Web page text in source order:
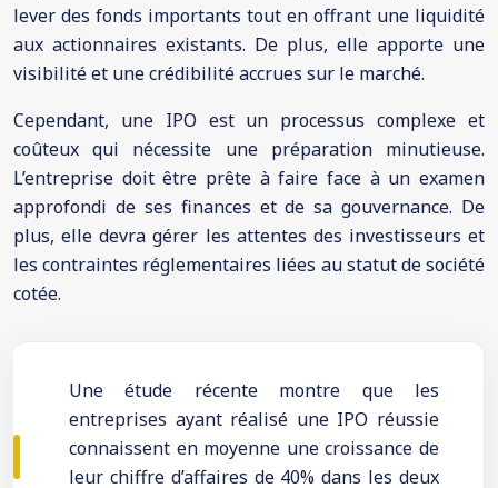
lever des fonds importants tout en offrant une liquidité
aux actionnaires existants. De plus, elle apporte une
visibilité et une crédibilité accrues sur le marché.
Cependant, une IPO est un processus complexe et
coûteux qui nécessite une préparation minutieuse.
L’entreprise doit être prête à faire face à un examen
approfondi de ses finances et de sa gouvernance. De
plus, elle devra gérer les attentes des investisseurs et
les contraintes réglementaires liées au statut de société
cotée.
Une étude récente montre que les
entreprises ayant réalisé une IPO réussie
connaissent en moyenne une croissance de
leur chiffre d’affaires de 40% dans les deux